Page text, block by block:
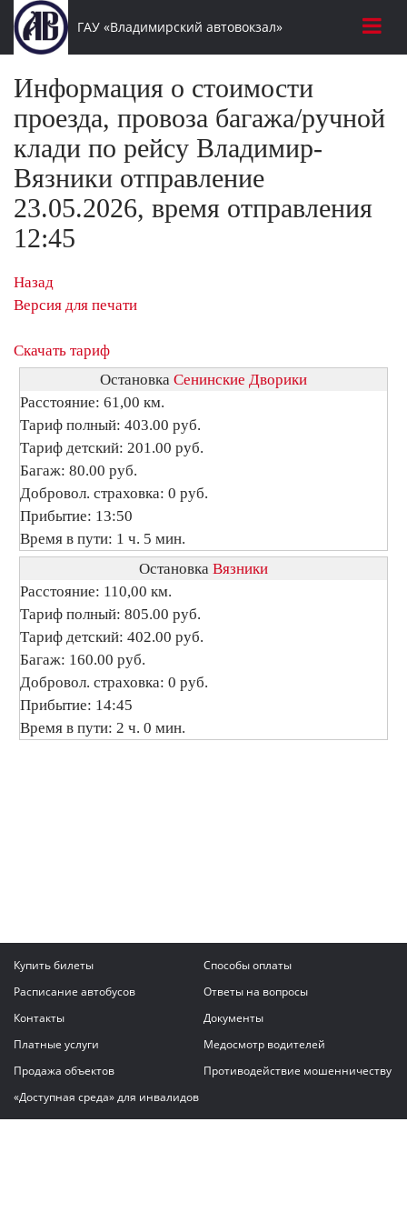
ГАУ «Владимирский автовокзал»
Информация о стоимости
проезда, провоза багажа/ручной
клади по рейсу Владимир-
Вязники отправление
23.05.2026, время отправления
12:45
Назад
Версия для печати
Скачать тариф
Остановка Сенинские Дворики
Расстояние: 61,00 км.
Тариф полный: 403.00 руб.
Тариф детский: 201.00 руб.
Багаж: 80.00 руб.
Добровол. страховка: 0 руб.
Прибытие: 13:50
Время в пути: 1 ч. 5 мин.
Остановка Вязники
Расстояние: 110,00 км.
Тариф полный: 805.00 руб.
Тариф детский: 402.00 руб.
Багаж: 160.00 руб.
Добровол. страховка: 0 руб.
Прибытие: 14:45
Время в пути: 2 ч. 0 мин.
Купить билеты
Способы оплаты
Расписание автобусов
Ответы на вопросы
Контакты
Документы
Платные услуги
Медосмотр водителей
Продажа объектов
Противодействие мошенничеству
«Доступная среда» для инвалидов